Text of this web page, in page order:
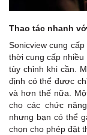
Thao tác nhanh
Sonicview cung
thời cung cấp
tùy chỉnh khi cần.
định có thể được
và hơn thế nữa.
cho các chức
nhưng bạn có thể
chọn cho phép đặt